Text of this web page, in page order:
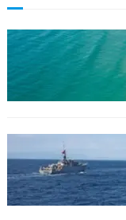
бази
Нов